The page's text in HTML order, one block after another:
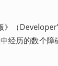
（
经历的数个